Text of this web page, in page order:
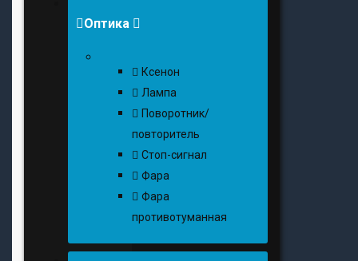
Оптика
Ксенон
Лампа
Поворотник/
повторитель
Стоп-сигнал
Фара
Фара
противотуманная